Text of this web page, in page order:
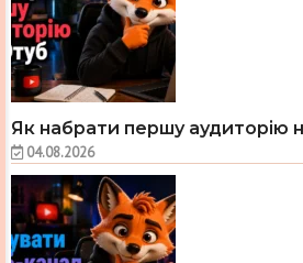
Як набрати першу аудиторію
04.08.2026